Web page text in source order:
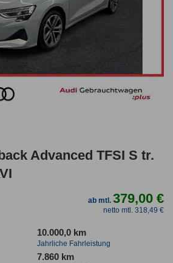
Advanced TFSI S tr.
ab mtl.379,00 €
netto mtl. 318,49 €
10.000,0 km
Jahrliche Fahrleistung
7.860 km